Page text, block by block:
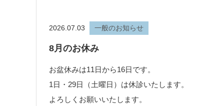
2026.07.03 一般のお知らせ
8月のお休み
お盆休みは11日から16日です。
1日・29日（土曜日）は休診いたします。
よろしくお願いいたします。